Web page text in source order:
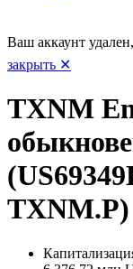
Ваш аккаунт
закрыть ✕
TXNM
TXNM.P)